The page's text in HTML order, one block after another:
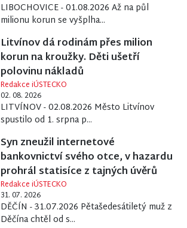
LIBOCHOVICE - 01.08.2026 Až na půl
milionu korun se vyšplha...
Litvínov dá rodinám přes milion
korun na kroužky. Děti ušetří
polovinu nákladů
Redakce iÚSTECKO
02. 08. 2026
LITVÍNOV - 02.08.2026 Město Litvínov
spustilo od 1. srpna p...
Syn zneužil internetové
bankovnictví svého otce, v hazardu
prohrál statisíce z tajných úvěrů
Redakce iÚSTECKO
31. 07. 2026
DĚČÍN - 31.07.2026 Pětašedesátiletý muž z
Děčína chtěl od s...